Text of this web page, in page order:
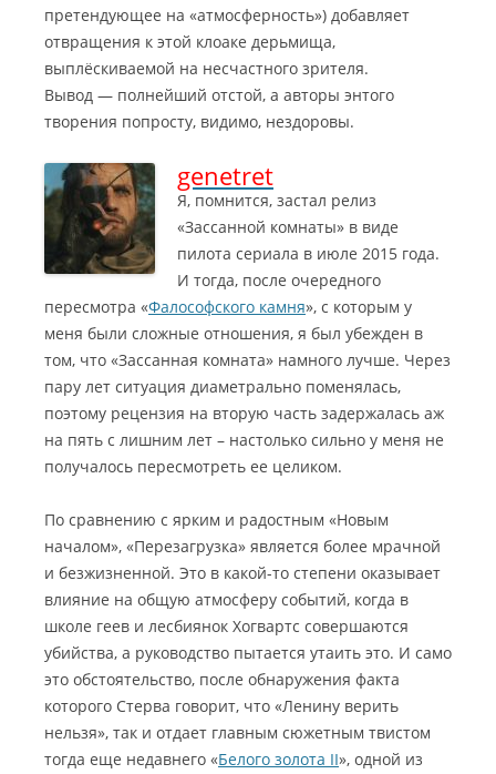
претендующее на «атмосферность») добавляет
отвращения к этой клоаке дерьмища,
выплёскиваемой на несчастного зрителя.
Вывод — полнейший отстой, а авторы энтого
творения попросту, видимо, нездоровы.
genetret
Я, помнится, застал релиз
«Зассанной комнаты» в виде
пилота сериала в июле 2015 года.
И тогда, после очередного
пересмотра «Фалософского камня», с которым у
меня были сложные отношения, я был убежден в
том, что «Зассанная комната» намного лучше. Через
пару лет ситуация диаметрально поменялась,
поэтому рецензия на вторую часть задержалась аж
на пять с лишним лет – настолько сильно у меня не
получалось пересмотреть ее целиком.
По сравнению с ярким и радостным «Новым
началом», «Перезагрузка» является более мрачной
и безжизненной. Это в какой-то степени оказывает
влияние на общую атмосферу событий, когда в
школе геев и лесбиянок Хогвартс совершаются
убийства, а руководство пытается утаить это. И само
это обстоятельство, после обнаружения факта
которого Стерва говорит, что «Ленину верить
нельзя», так и отдает главным сюжетным твистом
тогда еще недавнего «Белого золота II», одной из